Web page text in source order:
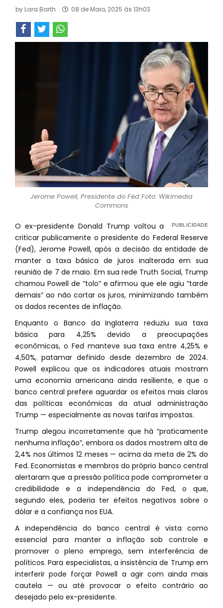
by Lara Barth 08 de Maio, 2025 às 13h03
Jerome Powell, Presidente do Fed Foto: Wikimedia
Commons
O ex-presidente Donald Trump voltou a
criticar publicamente o presidente do Federal Reserve
(Fed), Jerome Powell, após a decisão da entidade de
manter a taxa básica de juros inalterada em sua
reunião de 7 de maio. Em sua rede Truth Social, Trump
chamou Powell de “tolo” e afirmou que ele agiu “tarde
demais” ao não cortar os juros, minimizando também
os dados recentes de inflação.
Enquanto o Banco da Inglaterra reduziu sua taxa
básica para 4,25% devido a preocupações
econômicas, o Fed manteve sua taxa entre 4,25% e
4,50%, patamar definido desde dezembro de 2024.
Powell explicou que os indicadores atuais mostram
uma economia americana ainda resiliente, e que o
banco central prefere aguardar os efeitos mais claros
das políticas econômicas da atual administração
Trump — especialmente as novas tarifas impostas.
Trump alegou incorretamente que há “praticamente
nenhuma inflação”, embora os dados mostrem alta de
2,4% nos últimos 12 meses — acima da meta de 2% do
Fed. Economistas e membros do próprio banco central
alertaram que a pressão política pode comprometer a
credibilidade e a independência do Fed, o que,
segundo eles, poderia ter efeitos negativos sobre o
dólar e a confiança nos EUA.
A independência do banco central é vista como
essencial para manter a inflação sob controle e
promover o pleno emprego, sem interferência de
políticos. Para especialistas, a insistência de Trump em
interferir pode forçar Powell a agir com ainda mais
cautela — ou até provocar o efeito contrário ao
desejado pelo ex-presidente.